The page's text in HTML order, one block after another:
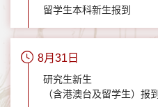
留学生本科新生报到
8月31日
研究生新生
（含港澳台及留学生）报到